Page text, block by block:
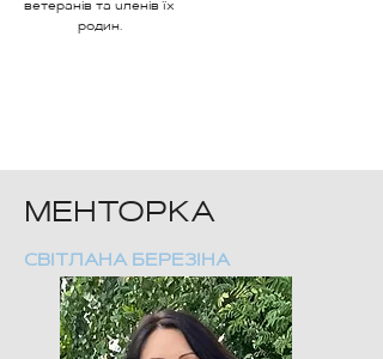
ветеранів та членів їх
родин.
МЕНТОРКА
СВІТЛАНА БЕРЕЗІНА